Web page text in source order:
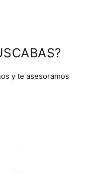
y te asesoramos